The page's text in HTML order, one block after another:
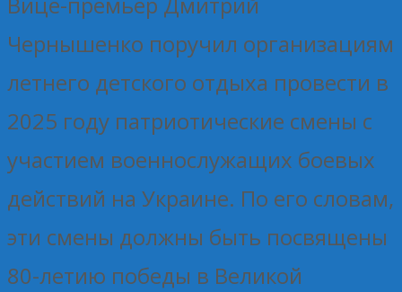
Чернышенко поручил организациям
летнего детского отдыха провести в
2025 году патриотические смены с
участием военнослужащих боевых
действий на Украине. По его словам,
эти смены должны быть посвящены
80-летию победы в Великой